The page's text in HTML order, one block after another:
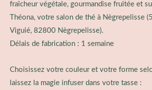
fraîcheur végétale, gourmandise fruitée et
Théona, votre salon de thé à Nègrepelisse (
Viguié, 82800 Nègrepelisse).
Délais de fabrication : 1 semaine
Choisissez votre couleur et votre forme
laissez la magie infuser dans votre tasse :